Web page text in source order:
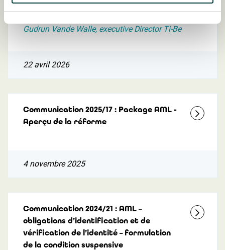
Gudrun Vande Walle, executive Director Ti-Be
22 avril 2026
Communication 2025/17 : Package AML -
Aperçu de la réforme
4 novembre 2025
Communication 2024/21 : AML –
obligations d’identification et de
vérification de l’identité – formulation
de la condition suspensive